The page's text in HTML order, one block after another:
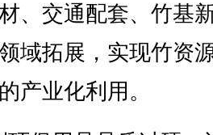
、交通配套、竹基
域拓展，实现竹资
产业化利用。